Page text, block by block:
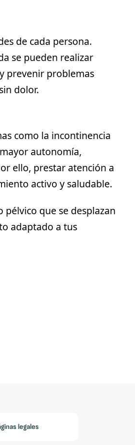
de cada persona.
se pueden realizar
prevenir problemas
dolor.
como la incontinencia
autonomía,
ello, prestar atención a
activo y saludable.
pélvico que se desplazan
adaptado a tus
legales